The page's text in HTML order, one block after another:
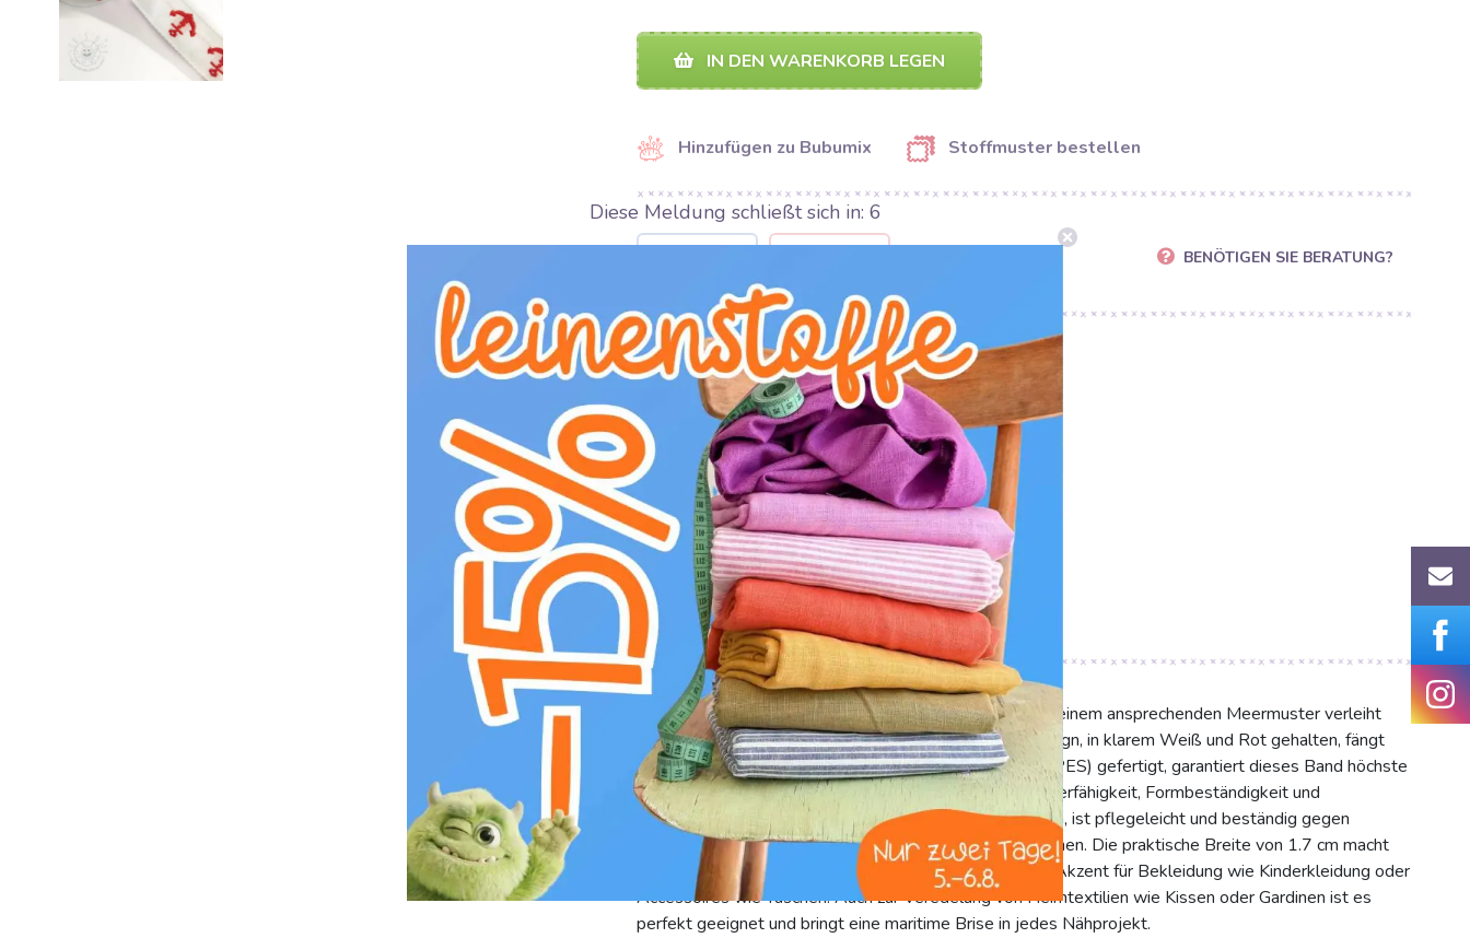
IN DEN WARENKORB LEGEN
Hinzufügen zu Bubumix Stoffmuster bestellen
BENÖTIGEN SIE BERATUNG?
Kategorie: Kurzwaren
Hersteller: Bubulákovo s.r.o www.bubustoffe.de
Qualität: 100%PES
Breite: 1.7 cm
Motive: Meer
Farbe: weiss
Das charmante Webband 'Band Anchor white/red' mit seinem ansprechenden Meermuster verleiht
jedem Projekt einen frischen, maritimen Touch. Das Design, in klarem Weiß und Rot gehalten, fängt
die Leichtigkeit des Ozeans ein. Aus 100% Polyester (PES) gefertigt, garantiert dieses Band höchste
Qualität. Polyester steht für außergewöhnliche Strapazierfähigkeit, Formbeständigkeit und
herausragende Farbechtheit. Das Band fühlt sich glatt an, ist pflegeleicht und beständig gegen
Abnutzung – für langanhaltende Freude an Ihren Kreationen. Die praktische Breite von 1.7 cm macht
das Band vielseitig einsetzbar. Es ist ideal als stilvoller Akzent für Bekleidung wie Kinderkleidung oder
Accessoires wie Taschen. Auch zur Veredelung von Heimtextilien wie Kissen oder Gardinen ist es
perfekt geeignet und bringt eine maritime Brise in jedes Nähprojekt.
Diese Meldung schließt sich in: 5